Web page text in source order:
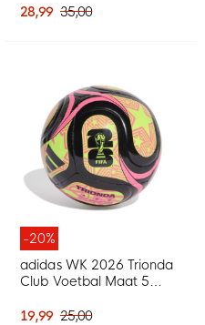
28,99 35,00
-20%
adidas WK 2026 Trionda
Club Voetbal Maat 5
19,99 25,00